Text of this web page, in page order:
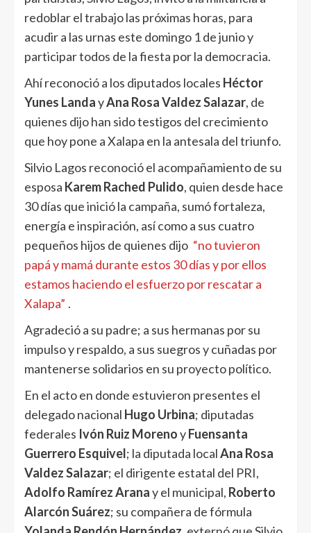
redoblar el trabajo las próximas horas, para
acudir a las urnas este domingo 1 de junio y
participar todos de la fiesta por la democracia.
Ahí reconoció a los diputados locales Héctor
Yunes LandayAna Rosa Valdez Salazar, de
quienes dijo han sido testigos del crecimiento
que hoy pone a Xalapa en la antesala del triunfo.
Silvio Lagos reconoció el acompañamiento de su
esposa Karem Rached Pulido, quien desde hace
30 días que inició la campaña, sumó fortaleza,
energía e inspiración, así como a sus cuatro
pequeños hijos de quienes dijo “no tuvieron
papá y mamá durante estos 30 días y por ellos
estamos haciendo el esfuerzo por rescatar a
Xalapa” .
Agradeció a su padre; a sus hermanas por su
impulso y respaldo, a sus suegros y cuñadas por
mantenerse solidarios en su proyecto político.
En el acto en donde estuvieron presentes el
delegado nacional Hugo Urbina; diputadas
federales Ivón Ruiz MorenoyFuensanta
Guerrero Esquivel; la diputada localAna Rosa
Valdez Salazar; el dirigente estatal del PRI,
Adolfo Ramírez Aranay el municipal, Roberto
Alarcón Suárez; su compañera de fórmula